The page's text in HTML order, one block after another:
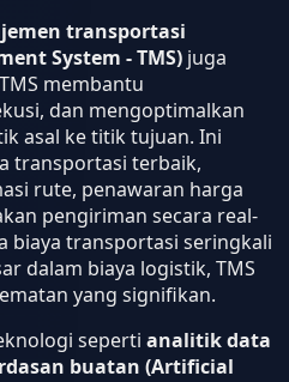
transportasi
System - TMS) juga
membantu
dan mengoptimalkan
asal ke titik tujuan. Ini
transportasi terbaik,
rute, penawaran harga
pengiriman secara real-
biaya transportasi seringkali
dalam biaya logistik, TMS
yang signifikan.
seperti analitik data
buatan (Artificial